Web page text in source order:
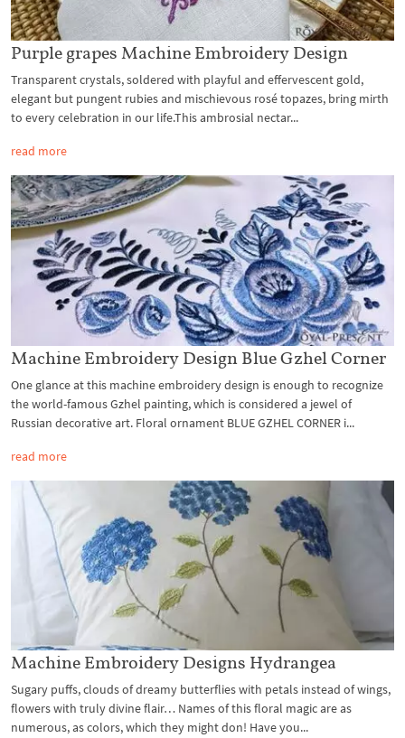
Purple grapes Machine Embroidery Design
Transparent crystals, soldered with playful and effervescent gold,
elegant but pungent rubies and mischievous rosé topazes, bring mirth
to every celebration in our life.This ambrosial nectar...
read more
Machine Embroidery Design Blue Gzhel Corner
One glance at this machine embroidery design is enough to recognize
the world-famous Gzhel painting, which is considered a jewel of
Russian decorative art. Floral ornament BLUE GZHEL CORNER i...
read more
Machine Embroidery Designs Hydrangea
Sugary puffs, clouds of dreamy butterflies with petals instead of wings,
flowers with truly divine flair… Names of this floral magic are as
numerous, as colors, which they might don! Have you...